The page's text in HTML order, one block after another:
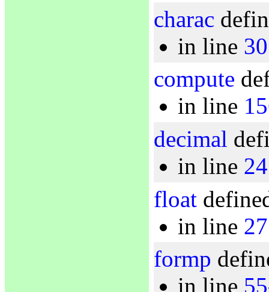
charac
in line 30
compute
in line
decimal
in line 24
float
in line 27
formp
in line 55